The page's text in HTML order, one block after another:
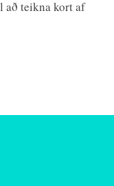
að teikna kort af